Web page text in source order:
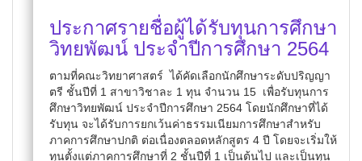
ประกาศรายชื่อผู้ได้รับทุนการศึกษา
วิทยพัฒน์ ประจำปีการศึกษา 2564
ตามที่คณะวิทยาศาสตร์ ได้คัดเลือกนักศึกษาระดับปริญญา
ตรี ชั้นปีที่ 1 สาขาวิชาละ 1 ทุน จำนวน 15 เพื่อรับทุนการ
ศึกษาวิทยพัฒน์ ประจำปีการศึกษา 2564 โดยนักศึกษาที่ได้
รับทุน จะได้รับการยกเว้นค่าธรรมเนียมการศึกษาสำหรับ
ภาคการศึกษาปกติ ต่อเนื่องตลอดหลักสูตร 4 ปี โดยจะเริ่มให้
ทุนตั้งแต่ภาคการศึกษาที่ 2 ชั้นปีที่ 1 เป็นต้นไป และเป็นทุน